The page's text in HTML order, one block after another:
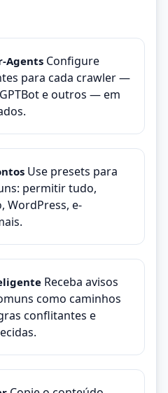
Agents Configure
para cada crawler —
e outros — em
Use presets para
permitir tudo,
WordPress, e-
Receba avisos
como caminhos
conflitantes e